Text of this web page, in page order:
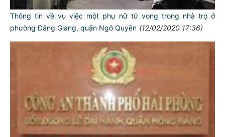
Thông tin về vụ việc một phụ nữ tử vong trong nhà trọ ở
phường Đằng Giang, quận Ngô Quyền (12/02/2020 17:36)